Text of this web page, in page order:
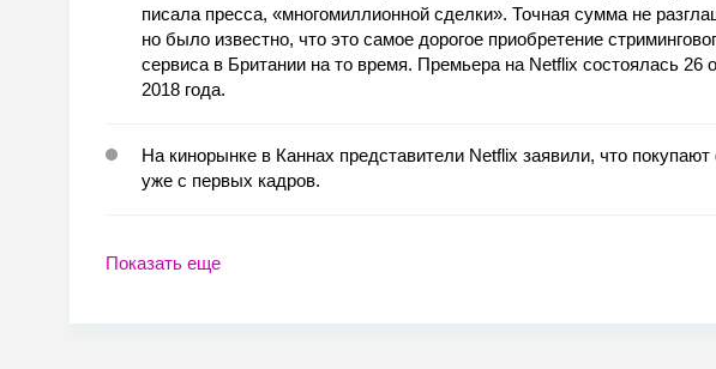
писала пресса, «многомиллионной сделки». Точная сумма не
но было известно, что это самое дорогое приобретение
сервиса в Британии на то время. Премьера на Netflix состоялась 26
2018 года.
На кинорынке в Каннах представители Netflix заявили, что
уже с первых кадров.
Показать еще